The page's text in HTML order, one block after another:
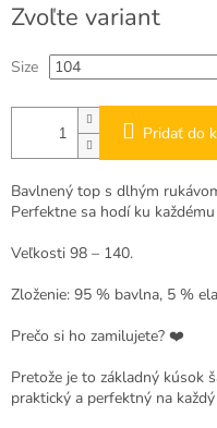
cena:
Zvoľte variant
Size
Pridať do
Bavlnený top s dlhým
Perfektne sa hodí ku
Veľkosti 98 – 140.
Zloženie: 95 % bavlna, 5 %
Prečo si ho zamilujete? ❤️
Pretože je to základný kúsok
praktický a perfektný na